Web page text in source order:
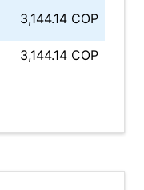
3,144.14 COP
3,144.14 COP